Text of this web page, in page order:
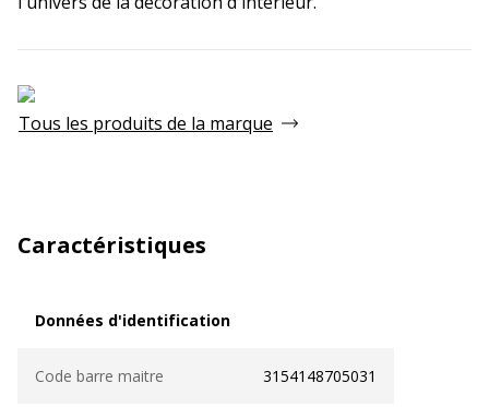
Tous les produits de la marque
Caractéristiques
Données d'identification
Code barre maitre 3154148705031